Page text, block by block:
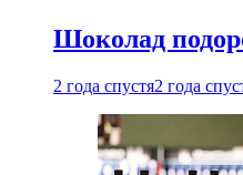
Шоколад
2 года спустя2 года